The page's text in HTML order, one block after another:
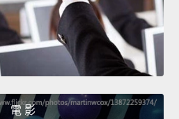
電 影